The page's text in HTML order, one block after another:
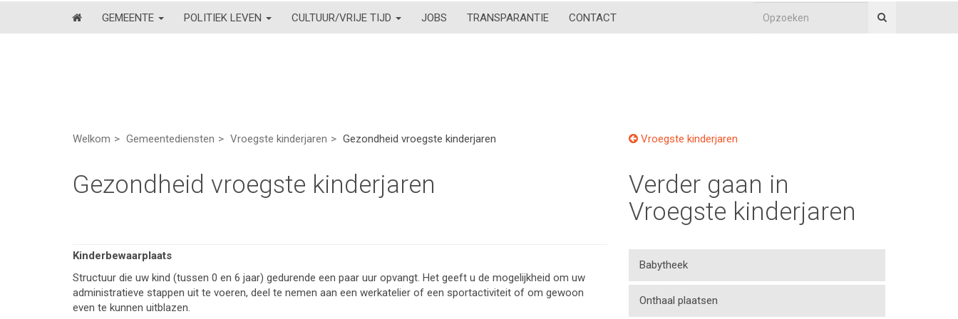
GEMEENTE POLITIEK LEVEN CULTUUR/VRIJE TIJD JOBS TRANSPARANTIE CONTACT
Welkom Gemeentediensten Vroegste kinderjaren Gezondheid vroegste kinderjaren Vroegste kinderjaren
Gezondheid vroegste kinderjaren
Kinderbewaarplaats
Structuur die uw kind (tussen 0 en 6 jaar) gedurende een paar uur opvangt. Het geeft u de mogelijkheid om uw
administratieve stappen uit te voeren, deel te nemen aan een werkatelier of een sportactiviteit of om gewoon
even te kunnen uitblazen.
Verder gaan in
Vroegste kinderjaren
Babytheek
Onthaal plaatsen